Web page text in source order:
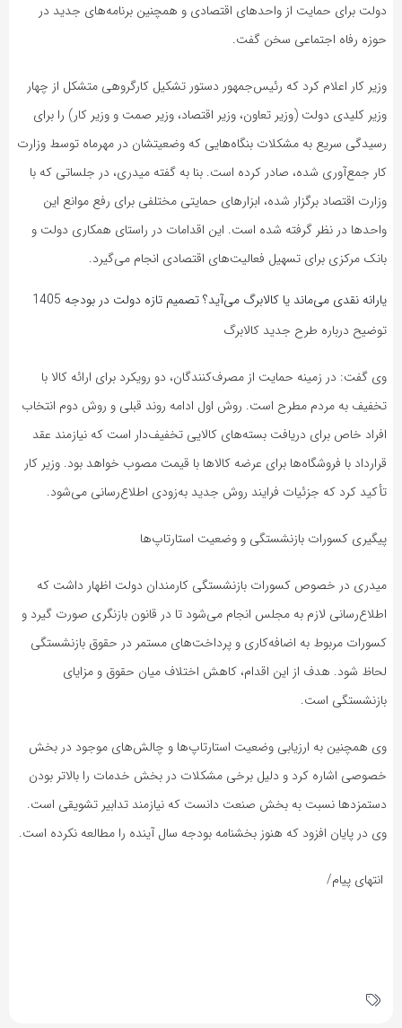
دولت برای حمایت از واحدهای اقتصادی و همچنین برنامه‌های جدید در
حوزه رفاه اجتماعی سخن گفت.
وزیر کار اعلام کرد که رئیس‌جمهور دستور تشکیل کارگروهی متشکل از چهار
وزیر کلیدی دولت (وزیر تعاون، وزیر اقتصاد، وزیر صمت و وزیر کار) را برای
رسیدگی سریع به مشکلات بنگاه‌هایی که وضعیتشان در مهرماه توسط وزارت
کار جمع‌آوری شده، صادر کرده است. بنا به گفته میدری، در جلساتی که با
وزارت اقتصاد برگزار شده، ابزارهای حمایتی مختلفی برای رفع موانع این
واحدها در نظر گرفته شده است. این اقدامات در راستای همکاری دولت و
بانک مرکزی برای تسهیل فعالیت‌های اقتصادی انجام می‌گیرد.
یارانه نقدی می‌ماند یا کالابرگ می‌آید؟ تصمیم تازه دولت در بودجه 1405
توضیح درباره طرح جدید کالابرگ
وی گفت: در زمینه حمایت از مصرف‌کنندگان، دو رویکرد برای ارائه کالا با
تخفیف به مردم مطرح است. روش اول ادامه روند قبلی و روش دوم انتخاب
افراد خاص برای دریافت بسته‌های کالایی تخفیف‌دار است که نیازمند عقد
قرارداد با فروشگاه‌ها برای عرضه کالاها با قیمت مصوب خواهد بود. وزیر کار
تأکید کرد که جزئیات فرایند روش جدید به‌زودی اطلاع‌رسانی می‌شود.
پیگیری کسورات بازنشستگی و وضعیت استارتاپ‌ها
میدری در خصوص کسورات بازنشستگی کارمندان دولت اظهار داشت که
اطلاع‌رسانی لازم به مجلس انجام می‌شود تا در قانون بازنگری صورت گیرد و
کسورات مربوط به اضافه‌کاری و پرداخت‌های مستمر در حقوق بازنشستگی
لحاظ شود. هدف از این اقدام، کاهش اختلاف میان حقوق و مزایای
بازنشستگی است.
وی همچنین به ارزیابی وضعیت استارتاپ‌ها و چالش‌های موجود در بخش
خصوصی اشاره کرد و دلیل برخی مشکلات در بخش خدمات را بالاتر بودن
دستمزدها نسبت به بخش صنعت دانست که نیازمند تدابیر تشویقی است.
وی در پایان افزود که هنوز بخشنامه بودجه سال آینده را مطالعه نکرده است.
انتهای پیام/